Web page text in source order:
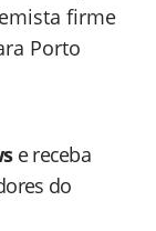
firme
Porto
e receba
do